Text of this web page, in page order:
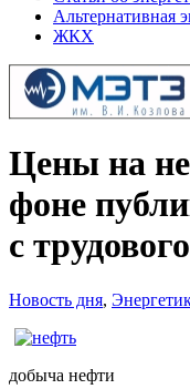
Альтернативная
ЖКХ
Цены на
фоне
с
Новость дня,
добыча нефти